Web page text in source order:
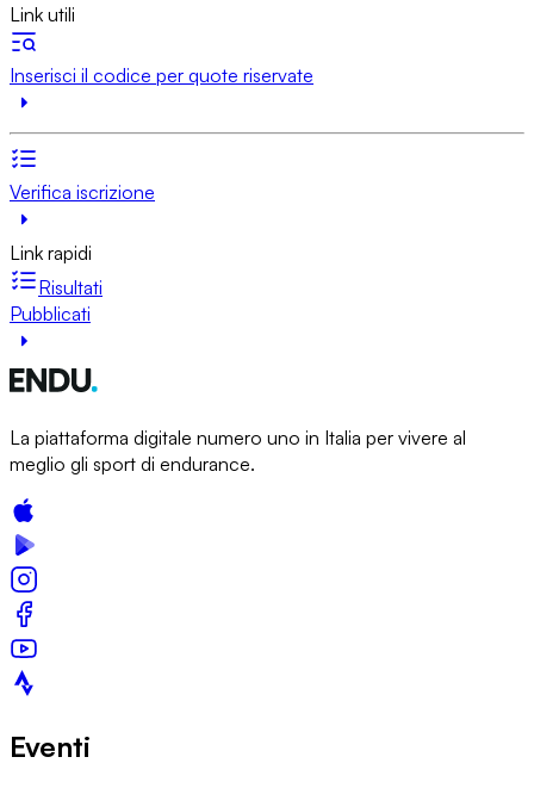
Link utili
Inserisci il codice per quote riservate
Verifica iscrizione
Link rapidi
Risultati
Pubblicati
La piattaforma digitale numero uno in Italia per vivere al
meglio gli sport di endurance.
Eventi